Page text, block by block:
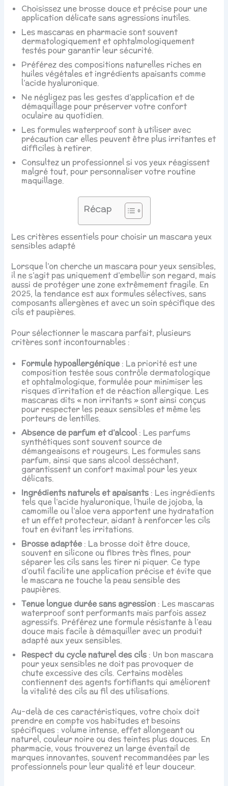
Choisissez une brosse douce et précise pour une
application délicate sans agressions inutiles.
Les mascaras en pharmacie sont souvent
dermatologiquement et ophtalmologiquement
testés pour garantir leur sécurité.
Préférez des compositions naturelles riches en
huiles végétales et ingrédients apaisants comme
l’acide hyaluronique.
Ne négligez pas les gestes d’application et de
démaquillage pour préserver votre confort
oculaire au quotidien.
Les formules waterproof sont à utiliser avec
précaution car elles peuvent être plus irritantes et
difficiles à retirer.
Consultez un professionnel si vos yeux réagissent
malgré tout, pour personnaliser votre routine
maquillage.
Récap
Les critères essentiels pour choisir un mascara yeux
sensibles adapté
Lorsque l’on cherche un mascara pour yeux sensibles,
il ne s’agit pas uniquement d’embellir son regard, mais
aussi de protéger une zone extrêmement fragile. En
2025, la tendance est aux formules sélectives, sans
composants allergènes et avec un soin spécifique des
cils et paupières.
Pour sélectionner le mascara parfait, plusieurs
critères sont incontournables :
Formule hypoallergénique: La priorité est une
composition testée sous contrôle dermatologique
et ophtalmologique, formulée pour minimiser les
risques d’irritation et de réaction allergique. Les
mascaras dits « non irritants » sont ainsi conçus
pour respecter les peaux sensibles et même les
porteurs de lentilles.
Absence de parfum et d’alcool: Les parfums
synthétiques sont souvent source de
démangeaisons et rougeurs. Les formules sans
parfum, ainsi que sans alcool desséchant,
garantissent un confort maximal pour les yeux
délicats.
Ingrédients naturels et apaisants : Les ingrédients
tels que l’acide hyaluronique, l’huile de jojoba, la
camomille ou l’aloe vera apportent une hydratation
et un effet protecteur, aidant à renforcer les cils
tout en évitant les irritations.
Brosse adaptée: La brosse doit être douce,
souvent en silicone ou fibres très fines, pour
séparer les cils sans les tirer ni piquer. Ce type
d’outil facilite une application précise et évite que
le mascara ne touche la peau sensible des
paupières.
Tenue longue durée sans agression : Les mascaras
waterproof sont performants mais parfois assez
agressifs. Préférez une formule résistante à l’eau
douce mais facile à démaquiller avec un produit
adapté aux yeux sensibles.
Respect du cycle naturel des cils : Un bon mascara
pour yeux sensibles ne doit pas provoquer de
chute excessive des cils. Certains modèles
contiennent des agents fortifiants qui améliorent
la vitalité des cils au fil des utilisations.
Au-delà de ces caractéristiques, votre choix doit
prendre en compte vos habitudes et besoins
spécifiques : volume intense, effet allongeant ou
naturel, couleur noire ou des teintes plus douces. En
pharmacie, vous trouverez un large éventail de
marques innovantes, souvent recommandées par les
professionnels pour leur qualité et leur douceur.